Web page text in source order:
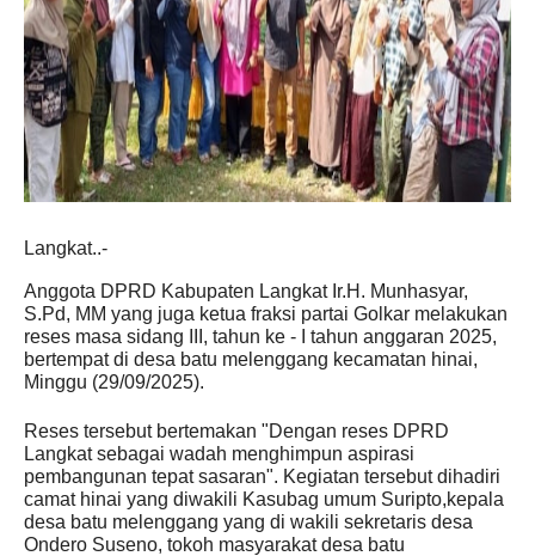
Langkat..-
Anggota DPRD Kabupaten Langkat Ir.H. Munhasyar,
S.Pd, MM yang juga ketua fraksi partai Golkar melakukan
reses masa sidang III, tahun ke - I tahun anggaran 2025,
bertempat di desa batu melenggang kecamatan hinai,
Minggu (29/09/2025).
Reses tersebut bertemakan "Dengan reses DPRD
Langkat sebagai wadah menghimpun aspirasi
pembangunan tepat sasaran". Kegiatan tersebut dihadiri
camat hinai yang diwakili Kasubag umum Suripto,kepala
desa batu melenggang yang di wakili sekretaris desa
Ondero Suseno, tokoh masyarakat desa batu